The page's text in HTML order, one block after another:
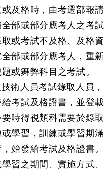
或及格時，由考選部報請
部或部分應考人之考試
或考試不及格、及格資
部或部分應考人，重新
或舞弊科目之考試。
術人員考試錄取人員，
考試及格證書，並登載
時得視類科需要於錄取
學習，訓練或學習期滿
始發給考試及格證書。
習之期間、實施方式、